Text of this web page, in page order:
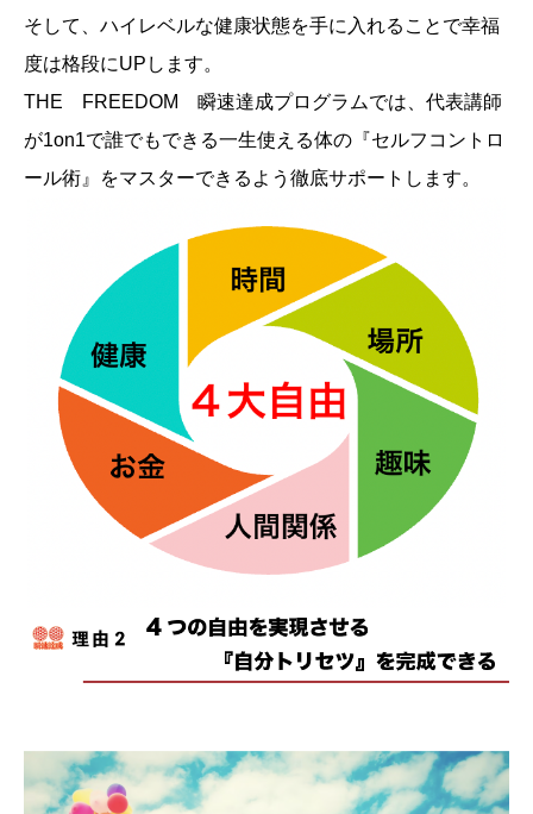
そして、ハイレベルな健康状態を手に入れることで幸福
度は格段にUPします。
THE FREEDOM 瞬速達成プログラムでは、代表講師
が1on1で誰でもできる一生使える体の『セルフコントロ
ール術』をマスターできるよう徹底サポートします。